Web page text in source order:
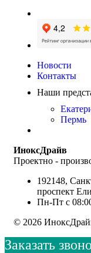
Новости
Контакты
Наши
Пермь
ИноксДрайв
Проектно -
192148,
проспект
Пн-Пт с
© 2026
Заказать